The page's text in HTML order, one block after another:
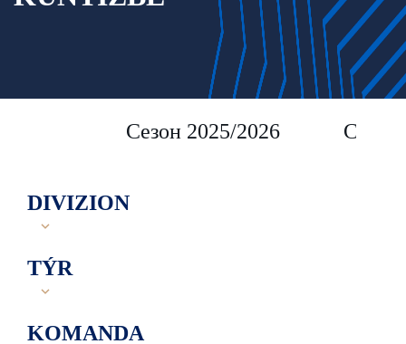
Сезон 2025/2026 Сезон
DIVIZION
TÝR
KOMANDA